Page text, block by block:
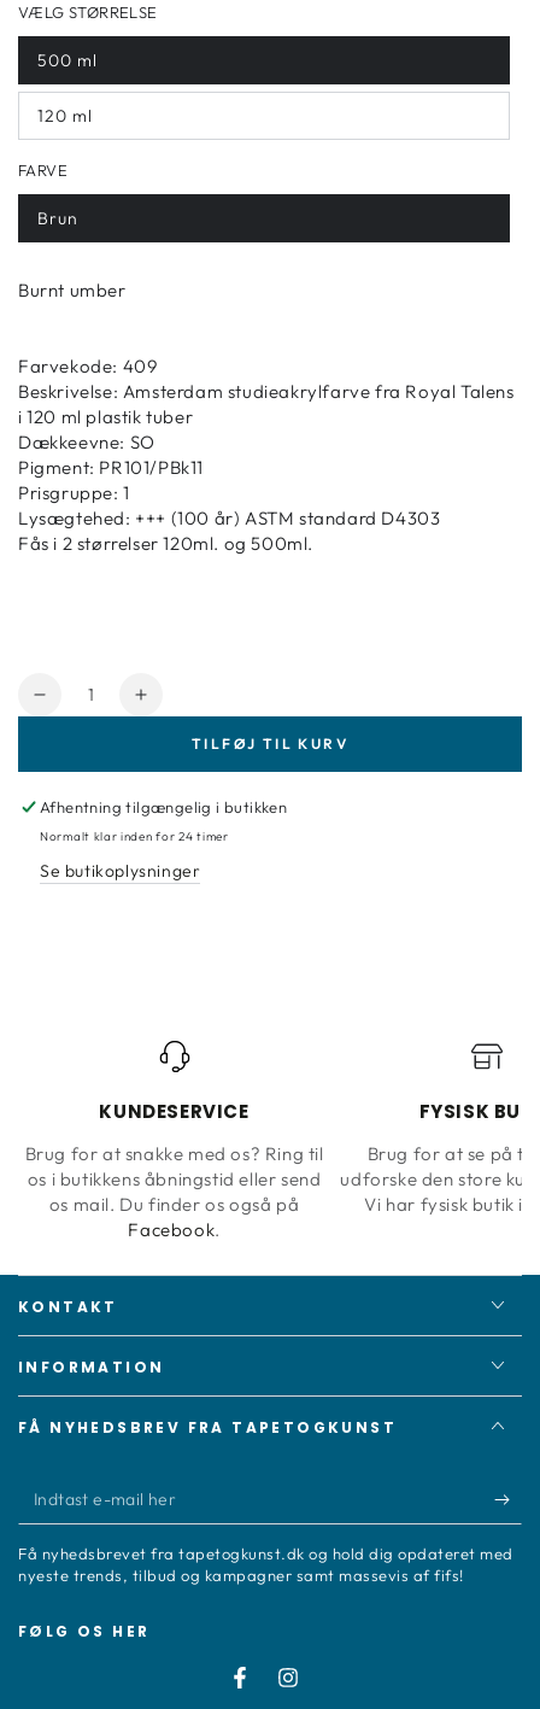
VÆLG STØRRELSE
500 ml
120 ml
FARVE
Brun
Burnt umber
Farvekode: 409
Beskrivelse: Amsterdam studieakrylfarve fra Royal Talens
i 120 ml plastik tuber
Dækkeevne: SO
Pigment: PR101/PBk11
Prisgruppe: 1
Lysægtehed: +++ (100 år) ASTM standard D4303
Fås i 2 størrelser 120ml. og 500ml.
Reducer
409
Burnt
120-
Forøg
409
Burnt
120-
TILFØJ TIL KURV
Afhentning tilgængelig i butikken
Normalt klar inden for 24 timer
Se butikoplysninger
KUNDESERVICE
Brug for at snakke med os? Ring til
os i butikkens åbningstid eller send
os mail. Du finder os også på
Facebook.
FYSISK
Brug for at se på
udforske den store
Vi har fysisk butik i
KONTAKT
INFORMATION
FÅ NYHEDSBREV FRA TAPETOGKUNST
Indtast
e-
mail
Få nyhedsbrevet fra tapetogkunst.dk og hold dig opdateret med
nyeste trends, tilbud og kampagner samt massevis af fifs!
FØLG OS HER
FacebookInstagram